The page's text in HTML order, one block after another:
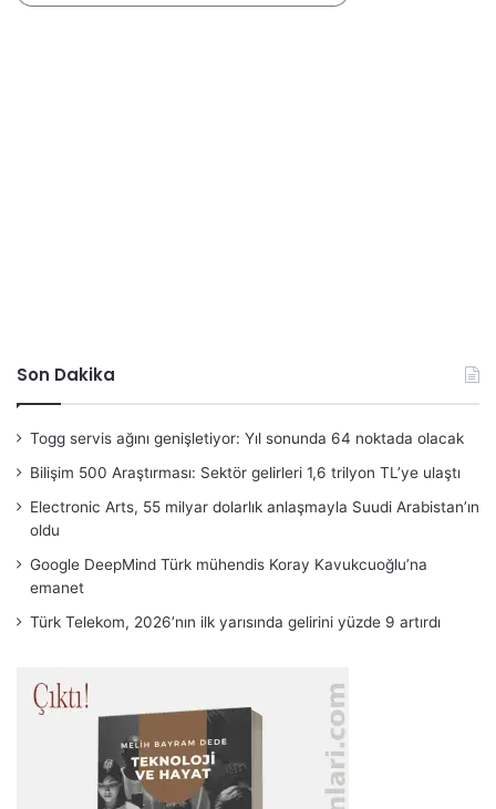
Son Dakika
Togg servis ağını genişletiyor: Yıl sonunda 64 noktada olacak
Bilişim 500 Araştırması: Sektör gelirleri 1,6 trilyon TL’ye ulaştı
Electronic Arts, 55 milyar dolarlık anlaşmayla Suudi Arabistan’ın
oldu
Google DeepMind Türk mühendis Koray Kavukcuoğlu’na
emanet
Türk Telekom, 2026’nın ilk yarısında gelirini yüzde 9 artırdı